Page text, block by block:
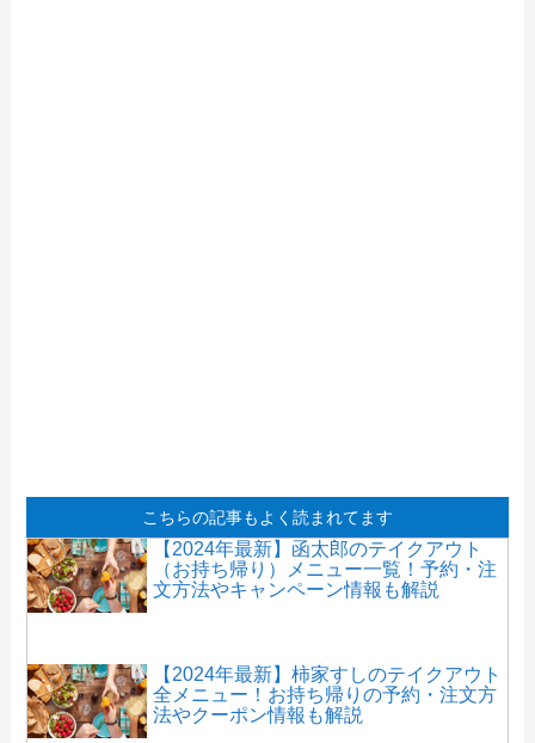
こちらの記事もよく読まれてます
【2024年最新】函太郎のテイクアウト
（お持ち帰り）メニュー一覧！予約・注
文方法やキャンペーン情報も解説
【2024年最新】柿家すしのテイクアウト
全メニュー！お持ち帰りの予約・注文方
法やクーポン情報も解説